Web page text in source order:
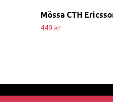
Mössa CTH
449 kr